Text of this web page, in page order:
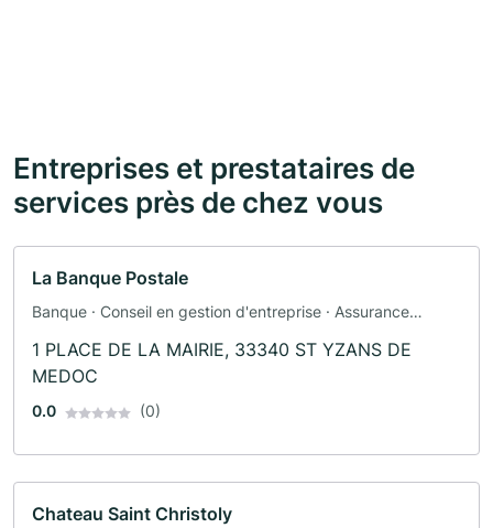
Entreprises et prestataires de
services près de chez vous
La Banque Postale
Banque · Conseil en gestion d'entreprise · Assurance
1 PLACE DE LA MAIRIE, 33340 ST YZANS DE
MEDOC
0.0 (0)
Chateau Saint Christoly